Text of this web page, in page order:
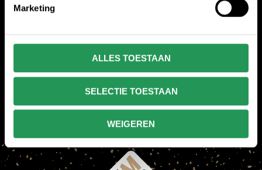
Marketing
ALLES TOESTAAN
SELECTIE TOESTAAN
WEIGEREN